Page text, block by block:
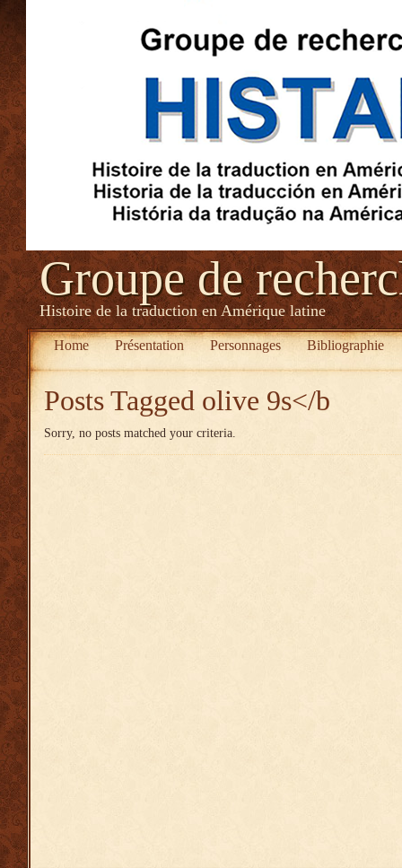
Groupe de
Histoire de la traduction en Amérique latine
Home Présentation Personnages Bibliographie
Posts Tagged olive 9s</b
Sorry, no posts matched your criteria.